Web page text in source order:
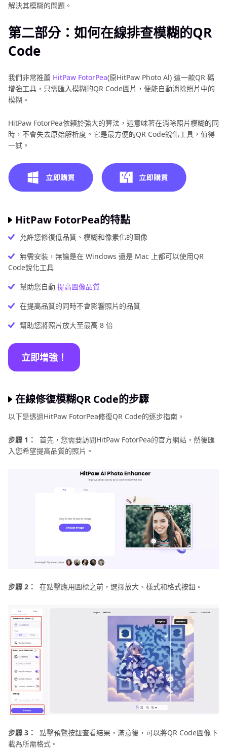
解決其模糊的問題。
第二部分：如何在線排查模糊的QR
Code
我們非常推薦 HitPaw FotorPea(原HitPaw Photo Al) 這一款QR 碼
增強工具，只需匯入模糊的QR Code圖片，便能自動消除照片中的
模糊。
HitPaw FotorPea依賴於強大的算法，這意味著在消除照片模糊的同
時，不會失去原始解析度。它是最方便的QR Code銳化工具，值得
一試。
HitPaw FotorPea的特點
允許您修復低品質、模糊和像素化的圖像
無需安裝，無論是在 Windows 還是 Mac 上都可以使用QR
Code銳化工具
幫助您自動 提高圖像品質
在提高品質的同時不會影響照片的品質
幫助您將照片放大至最高 8 倍
立即增強！
在線修復模糊QR Code的步驟
以下是透過HitPaw FotorPea修復QR Code的逐步指南。
步驟 1：
首先，您需要訪問HitPaw FotorPea的官方網站，然後匯
入您希望提高品質的照片。
步驟 2： 在點擊應用圖標之前，選擇放大、樣式和格式按鈕。
步驟 3：
點擊預覽按鈕查看結果，滿意後，可以將QR Code圖像下
載為所需格式。